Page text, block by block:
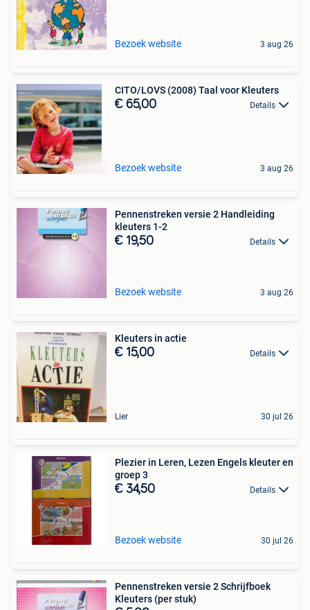
Bezoek website 3 aug 26
CITO/LOVS (2008) Taal voor Kleuters
€ 65,00 Details
Bezoek website 3 aug 26
Pennenstreken versie 2 Handleiding
kleuters 1-2
€ 19,50 Details
Bezoek website 3 aug 26
Kleuters in actie
€ 15,00 Details
Lier 30 jul 26
Plezier in Leren, Lezen Engels kleuter en
groep 3
€ 34,50 Details
Bezoek website 30 jul 26
Pennenstreken versie 2 Schrijfboek
Kleuters (per stuk)